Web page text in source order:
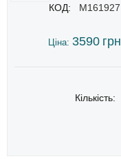
КОД: M161927
Ціна: 3590 грн
Кількість: